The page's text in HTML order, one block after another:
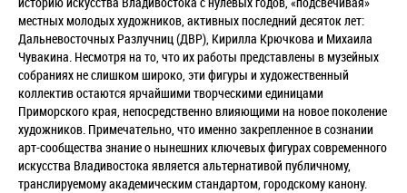
местных молодых художников, активных последний десяток лет:
Дальневосточных Разлучниц (ДВР), Кирилла Крючкова и Михаила
Чувакина. Несмотря на то, что их работы представлены в музейных
собраниях не слишком широко, эти фигуры и художественный
коллектив остаются ярчайшими творческими единицами
Приморского края, непосредственно влияющими на новое поколение
художников. Примечательно, что именно закрепленное в сознании
арт-сообщества знание о нынешних ключевых фигурах современного
искусства Владивостока является альтернативой публичному,
транслируемому академическим стандартом, городскому канону.